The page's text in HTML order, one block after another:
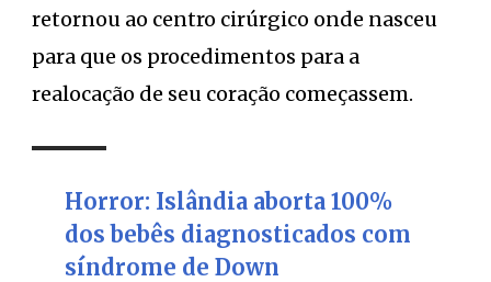
retornou ao centro cirúrgico onde nasceu
para que os procedimentos para a
realocação de seu coração começassem.
Horror: Islândia aborta 100%
dos bebês diagnosticados com
síndrome de Down